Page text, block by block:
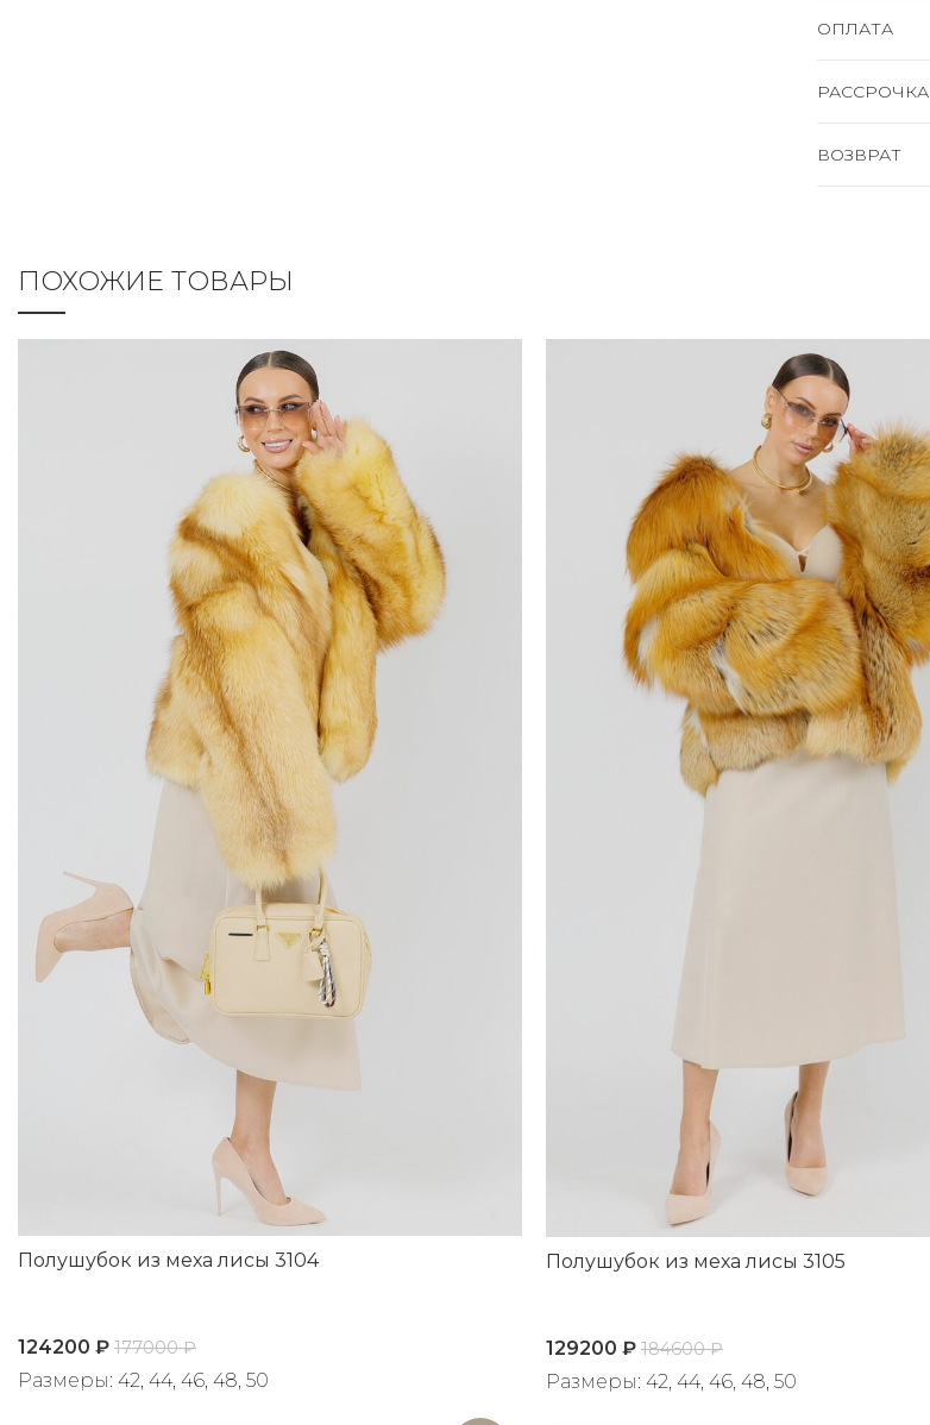
ОПЛАТА
РАССРОЧКА
ВОЗВРАТ
ПОХОЖИЕ ТОВАРЫ
Полушубок из меха лисы 3104
124200 ₽ 177000₽
Размеры: 42, 44, 46, 48, 50
Полушубок из меха лисы 3105
129200 ₽ 184600₽
Размеры: 42, 44, 46, 48, 50